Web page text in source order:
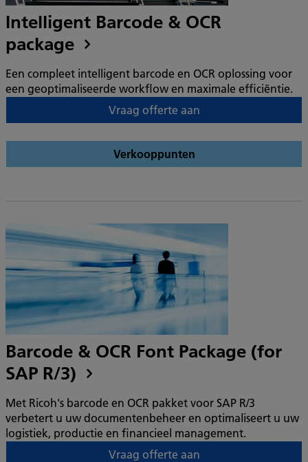
Intelligent Barcode & OCR
package
Een compleet intelligent barcode en OCR oplossing voor
een geoptimaliseerde workflow en maximale efficiëntie.
Vraag offerte aan
Verkooppunten
Barcode & OCR Font Package (for
SAP R/3)
Met Ricoh's barcode en OCR pakket voor SAP R/3
verbetert u uw documentenbeheer en optimaliseert u uw
logistiek, productie en financieel management.
Vraag offerte aan